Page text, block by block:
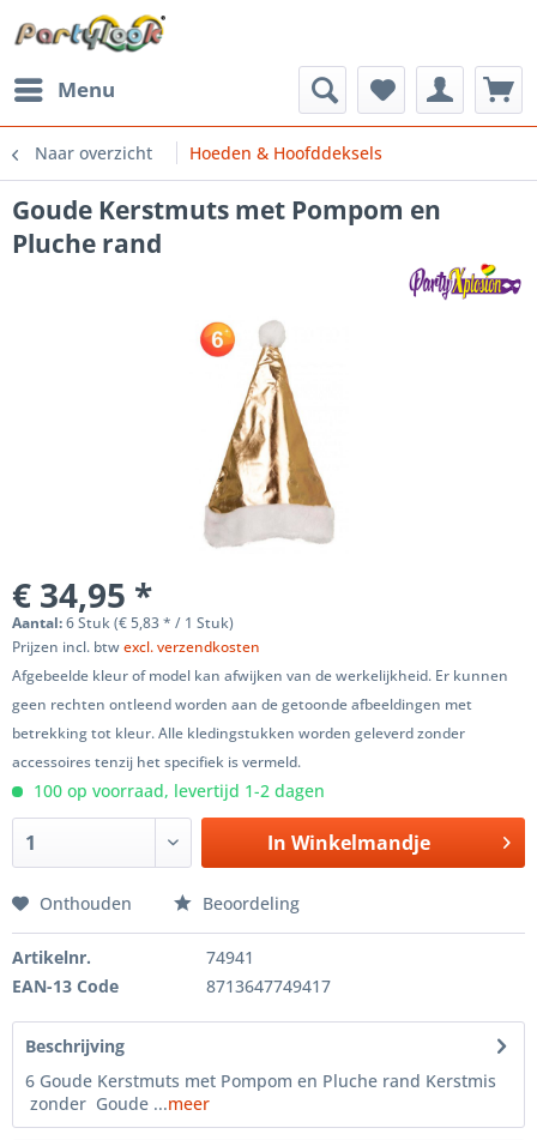
Menu
Naar overzicht Hoeden & Hoofddeksels
Goude Kerstmuts met Pompom en
Pluche rand
€ 34,95 *
Aantal:6 Stuk (€ 5,83 * / 1 Stuk)
Prijzen incl. btwexcl. verzendkosten
Afgebeelde kleur of model kan afwijken van de werkelijkheid. Er kunnen
geen rechten ontleend worden aan de getoonde afbeeldingen met
betrekking tot kleur. Alle kledingstukken worden geleverd zonder
accessoires tenzij het specifiek is vermeld.
100 op voorraad, levertijd 1-2 dagen
In Winkelmandje
Onthouden Beoordeling
Artikelnr.
74941
EAN-13 Code
8713647749417
Beschrijving
6 Goude Kerstmuts met Pompom en Pluche rand Kerstmis
zonder Goude ...meer